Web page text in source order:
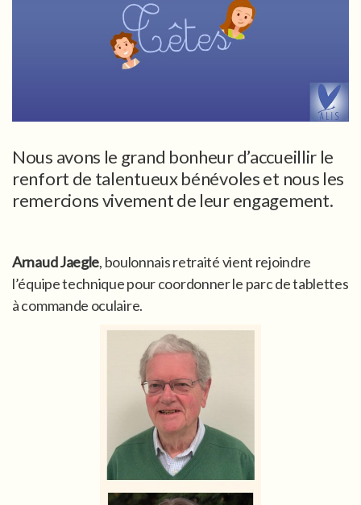
Nous avons le grand bonheur d’accueillir le
renfort de talentueux bénévoles et nous les
remercions vivement de leur engagement.
Arnaud Jaegle, boulonnais retraité vient rejoindre
l’équipe technique pour coordonner le parc de tablettes
à commande oculaire.